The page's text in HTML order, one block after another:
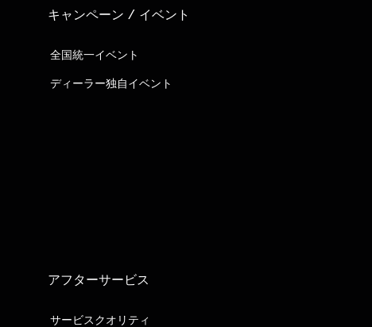
キャンペーン / イベント
全国統一イベント
ディーラー独自イベント
アフターサービス
サービスクオリティ